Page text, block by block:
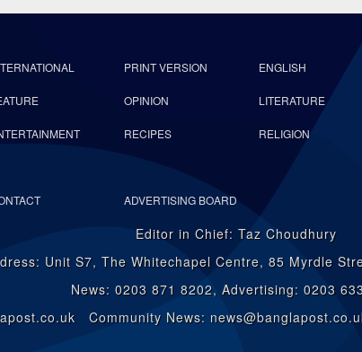
PRINT VERSION ENGLISH
OPINION LITERATURE
RECIPES RELIGION
ADVERTISING BOARD
Editor in Chief: Taz Choudhury
Unit S7, The Whitechapel Centre, 85 Myrdle
News: 0203 871 8202, Advertising: 0203
Community News: